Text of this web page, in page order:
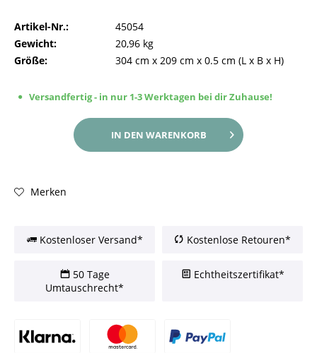
Artikel-Nr.:
45054
Gewicht:
20,96 kg
Größe:
304 cm x 209 cm x 0.5 cm (L x B x H)
Versandfertig - in nur 1-3 Werktagen bei dir Zuhause!
IN DEN WARENKORB
Merken
Kostenloser Versand* Kostenlose Retouren*
50 Tage
Umtauschrecht*
Echtheitszertifikat*